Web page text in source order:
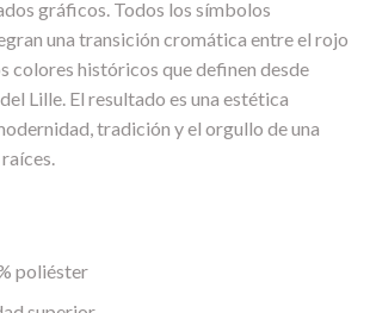
gráficos. Todos los símbolos
una transición cromática entre el rojo
colores históricos que definen desde
Lille. El resultado es una estética
tradición y el orgullo de una
poliéster